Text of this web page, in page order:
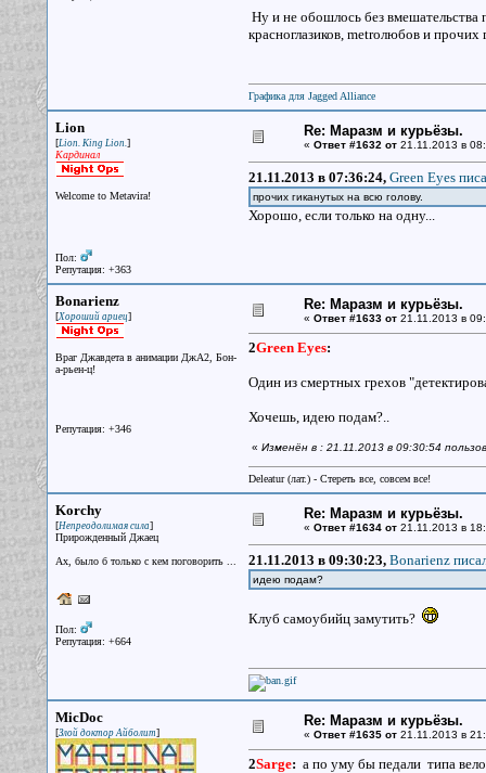
Ну и не обошлось без
красноглазиков, metroлюбов и прочих
Графика для Jagged Alliance
Lion
[Lion. King Lion.]
Кардинал
Welcome to Metavira!
Пол:
Репутация: +363
Re: Маразм и курьёзы.
« Ответ #1632 от21.11.2013 в
21.11.2013 в 07:36:24, Green Eyes
прочих гиканутых на всю голову.
Хорошо, если только на одну...
Bonarienz
[Хороший ариец]
Враг Джавдета в анимации ДжА2, Бон-
а-рьен-ц!
Репутация: +346
Re: Маразм и курьёзы.
« Ответ #1633 от21.11.2013 в
2Green Eyes:
Один из смертных грехов
Хочешь, идею подам?..
« Изменён в : 21.11.2013 в 09:30:54
Deleatur (лат.) - Стереть все, совсем все!
Korchy
[Непреодолимая сила]
Прирожденный Джаец
Ах, было б только с кем поговорить ...
Пол:
Репутация: +664
Re: Маразм и курьёзы.
« Ответ #1634 от21.11.2013 в
21.11.2013 в 09:30:23, Bonarienz
идею подам?
Клуб самоубийц замутить?
MicDoc
[Злой доктор Айболит]
Re: Маразм и курьёзы.
« Ответ #1635 от21.11.2013 в
2Sarge: а по уму бы педали типа